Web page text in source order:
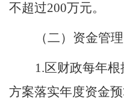
不超过200万元。
（二）资金管理
1.区财政每年根
方案落实年度资金预